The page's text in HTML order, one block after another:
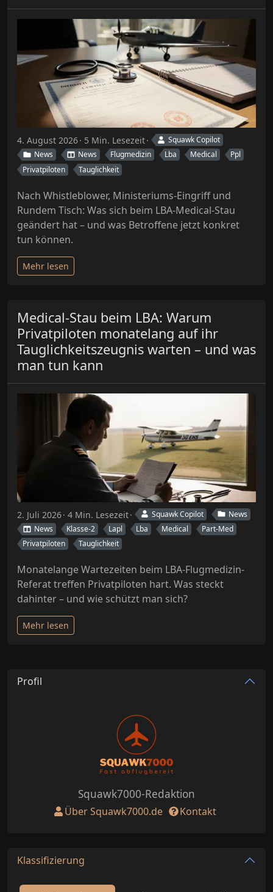
4. August 2026 5 Min. Lesezeit
Squawk Copilot
News
News Flugmedizin Lba Medical
Ppl
Privatpiloten
Tauglichkeit
Nach Whistleblower, Ministeriums-Eingriff und
Rundem Tisch: Was sich beim LBA-Medical-Stau
geändert hat – und was Betroffene jetzt konkret
tun können.
Mehr lesen
Medical-Stau beim LBA: Warum
Privatpiloten monatelang auf ihr
Tauglichkeitszeugnis warten – und was
man tun kann
2. Juli 2026 4 Min. Lesezeit Squawk Copilot
News
News
Klasse-2 Lapl Lba Medical
Part-Med
Privatpiloten
Tauglichkeit
Monatelange Wartezeiten beim LBA-Flugmedizin-
Referat treffen Privatpiloten hart. Was steckt
dahinter – und wie schützt man sich?
Mehr lesen
Profil
Squawk7000-Redaktion
Über Squawk7000.de Kontakt
Klassifizierung